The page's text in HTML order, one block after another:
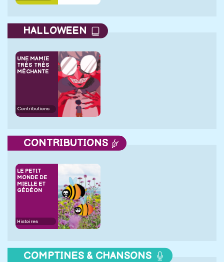
HALLOWEEN
UNE MAMIE
TRÈS TRÈS
MÉCHANTE
Contributions
CONTRIBUTIONS
LE PETIT
MONDE DE
MIELLE ET
GÉDÉON
Histoires
COMPTINES & CHANSONS